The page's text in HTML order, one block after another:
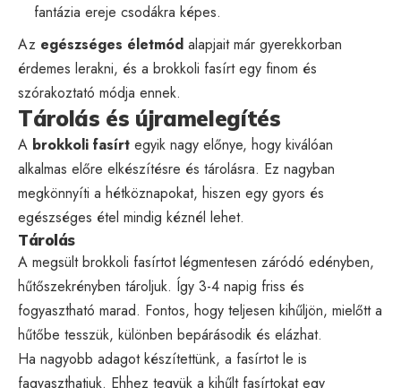
fantázia ereje csodákra képes.
Az egészséges életmód alapjait már gyerekkorban
érdemes lerakni, és a brokkoli fasírt egy finom és
szórakoztató módja ennek.
Tárolás és újramelegítés
A brokkoli fasírt egyik nagy előnye, hogy kiválóan
alkalmas előre elkészítésre és tárolásra. Ez nagyban
megkönnyíti a hétköznapokat, hiszen egy gyors és
egészséges étel mindig kéznél lehet.
Tárolás
A megsült brokkoli fasírtot légmentesen záródó edényben,
hűtőszekrényben tároljuk. Így 3-4 napig friss és
fogyasztható marad. Fontos, hogy teljesen kihűljön, mielőtt a
hűtőbe tesszük, különben bepárásodik és elázhat.
Ha nagyobb adagot készítettünk, a fasírtot le is
fagyaszthatjuk. Ehhez tegyük a kihűlt fasírtokat egy